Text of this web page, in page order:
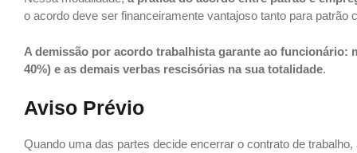
o acordo deve ser financeiramente vantajoso tanto para patrão
A demissão por acordo trabalhista garante ao funcionário:
40%) e as demais verbas rescisórias na sua totalidade.
Aviso Prévio
Quando uma das partes decide encerrar o contrato de